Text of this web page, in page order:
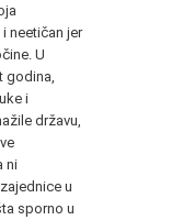
neetičan jer
U
godina,
i
državu,
ni
u
sporno u